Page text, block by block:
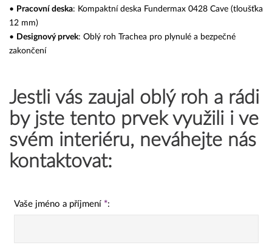
• Pracovní deska: Kompaktní deska Fundermax 0428 Cave (tloušťka
12 mm)
• Designový prvek: Oblý roh Trachea pro plynulé a bezpečné
zakončení
Jestli vás zaujal oblý roh a rádi
by jste tento prvek využili i ve
svém interiéru, neváhejte nás
kontaktovat:
Vaše jméno a příjmení *: